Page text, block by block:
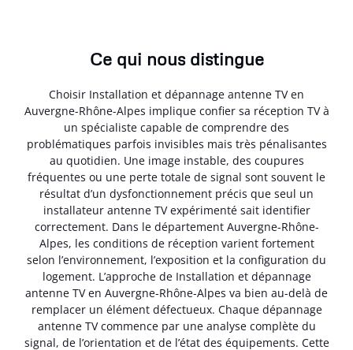
Ce qui nous distingue
Choisir Installation et dépannage antenne TV en
Auvergne-Rhône-Alpes implique confier sa réception TV à
un spécialiste capable de comprendre des
problématiques parfois invisibles mais très pénalisantes
au quotidien. Une image instable, des coupures
fréquentes ou une perte totale de signal sont souvent le
résultat d’un dysfonctionnement précis que seul un
installateur antenne TV expérimenté sait identifier
correctement. Dans le département Auvergne-Rhône-
Alpes, les conditions de réception varient fortement
selon l’environnement, l’exposition et la configuration du
logement. L’approche de Installation et dépannage
antenne TV en Auvergne-Rhône-Alpes va bien au-delà de
remplacer un élément défectueux. Chaque dépannage
antenne TV commence par une analyse complète du
signal, de l’orientation et de l’état des équipements. Cette